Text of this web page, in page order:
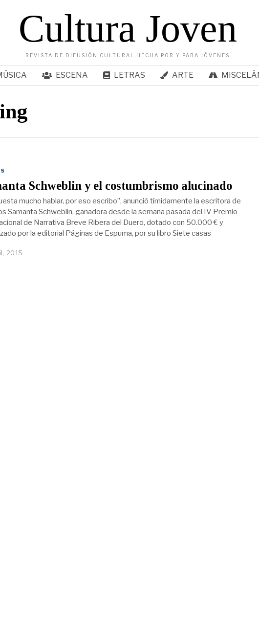
Cultura Joven
REVISTA DE DIFUSIÓN CULTURAL HECHA POR Y PARA JÓVENES
ESCENA LETRAS ARTE
Schweblin y el costumbrismo alucinado
mucho hablar, por eso escribo”, anunció tímidamente la escritora de
Samanta Schweblin, ganadora desde la semana pasada del IV Premio
de Narrativa Breve Ribera del Duero, dotado con 50.000 € y
por la editorial Páginas de Espuma, por su libro Siete casas
2015